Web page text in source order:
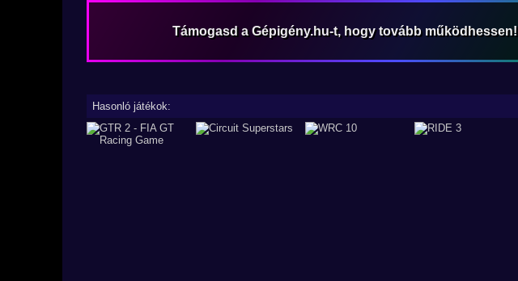
Támogasd a Gépigény.hu-t, hogy tovább működhessen!
Hasonló játékok: